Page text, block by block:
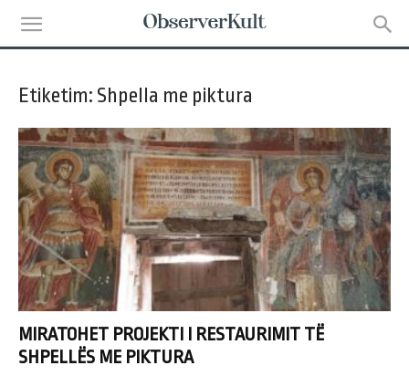
Etiketim: Shpella me piktura
MIRATOHET PROJEKTI I RESTAURIMIT TË
SHPELLËS ME PIKTURA